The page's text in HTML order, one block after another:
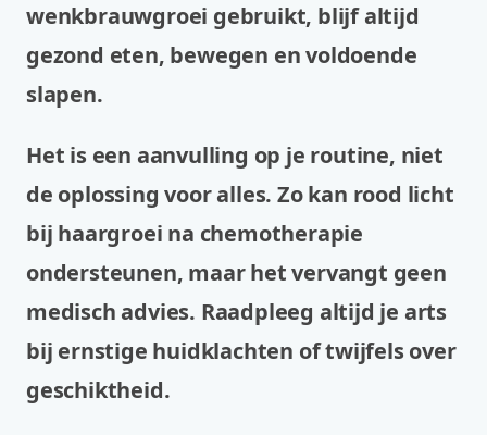
wenkbrauwgroei gebruikt, blijf altijd
gezond eten, bewegen en voldoende
slapen.
Het is een aanvulling op je routine, niet
de oplossing voor alles. Zo kan rood licht
bij haargroei na chemotherapie
ondersteunen, maar het vervangt geen
medisch advies. Raadpleeg altijd je arts
bij ernstige huidklachten of twijfels over
geschiktheid.